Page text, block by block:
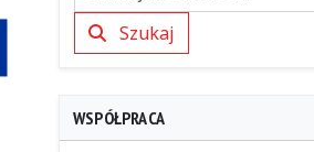
SzukajSzukaj
WSPÓŁPRACA